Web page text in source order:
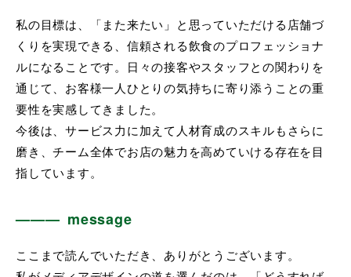
私の目標は、「また来たい」と思っていただける店舗づ
くりを実現できる、信頼される飲食のプロフェッショナ
ルになることです。日々の接客やスタッフとの関わりを
通じて、お客様一人ひとりの気持ちに寄り添うことの重
要性を実感してきました。
今後は、サービス力に加えて人材育成のスキルもさらに
磨き、チーム全体でお店の魅力を高めていける存在を目
指しています。
message
ここまで読んでいただき、ありがとうございます。